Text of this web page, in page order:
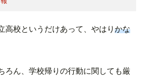
高校というだけあって、やはり かな
ろん、学校帰りの行動に関しても厳